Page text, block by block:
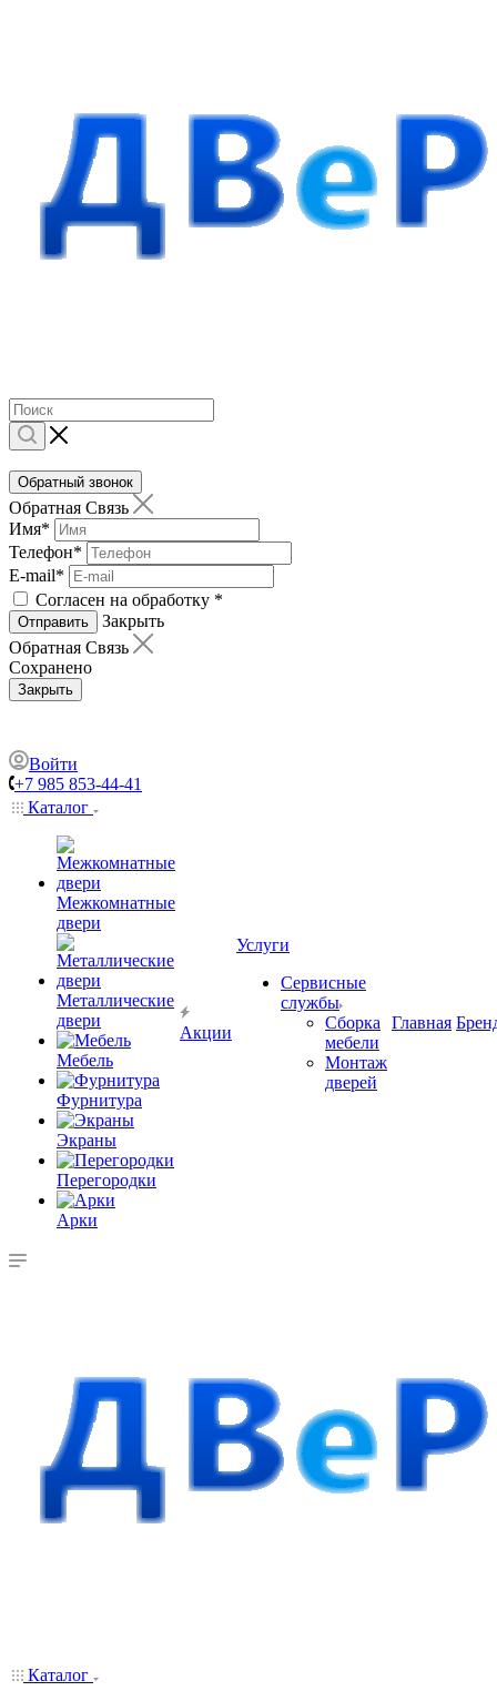
Обратный звонок
Обратная Связь
Имя*
Телефон*
E-mail*
Согласен на обработку *
Отправить
Закрыть
Обратная Связь
Сохранено
Закрыть
Войти
+7 985 853-44-41
Каталог
Межкомнатные
двери
Металлические
двери
Мебель
Фурнитура
Экраны
Перегородки
Арки
Акции
Услуги
Сервисные
службы
Сборка
мебели
Монтаж
дверей
Главная
Каталог